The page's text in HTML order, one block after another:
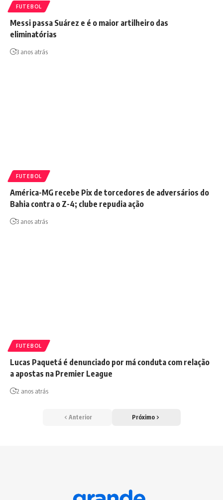
FUTEBOL
Messi passa Suárez e é o maior artilheiro das
eliminatórias
3 anos atrás
FUTEBOL
América-MG recebe Pix de torcedores de adversários do
Bahia contra o Z-4; clube repudia ação
3 anos atrás
FUTEBOL
Lucas Paquetá é denunciado por má conduta com relação
a apostas na Premier League
2 anos atrás
Anterior Próximo